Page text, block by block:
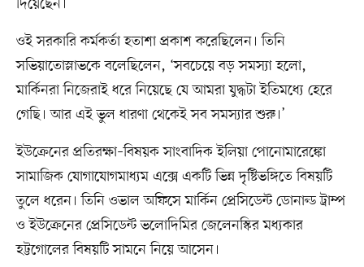
দিয়েছেন।
ওই সরকারি কর্মকর্তা হতাশা প্রকাশ করেছিলেন। তিনি
সভিয়াতোস্লাভকে বলেছিলেন, ‘সবচেয়ে বড় সমস্যা হলো,
মার্কিনরা নিজেরাই ধরে নিয়েছে যে আমরা যুদ্ধটা ইতিমধ্যে হেরে
গেছি। আর এই ভুল ধারণা থেকেই সব সমস্যার শুরু।’
ইউক্রেনের প্রতিরক্ষা–বিষয়ক সাংবাদিক ইলিয়া পোনোমারেঙ্কো
সামাজিক যোগাযোগমাধ্যম এক্সে একটি ভিন্ন দৃষ্টিভঙ্গিতে বিষয়টি
তুলে ধরেন। তিনি ওভাল অফিসে মার্কিন প্রেসিডেন্ট ডোনাল্ড ট্রাম্প
ও ইউক্রেনের প্রেসিডেন্ট ভলোদিমির জেলেনস্কির মধ্যকার
হট্টগোলের বিষয়টি সামনে নিয়ে আসেন।